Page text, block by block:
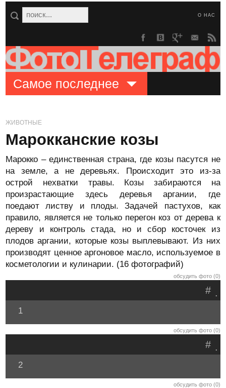
О НАС
Самое последнее
ЖИВОТНЫЕ
Марокканские козы
Марокко – единственная страна, где козы пасутся не
на земле, а не деревьях. Происходит это из-за
острой нехватки травы. Козы забираются на
произрастающие здесь деревья аргании, где
поедают листву и плоды. Задачей пастухов, как
правило, является не только перегон коз от дерева к
дереву и контроль стада, но и сбор косточек из
плодов аргании, которые козы выплевывают. Из них
производят ценное аргоновое масло, используемое в
косметологии и кулинарии. (16 фотографий)
обсудить фото (0)
.
#
1
обсудить фото (0)
.
#
2
обсудить фото (0)